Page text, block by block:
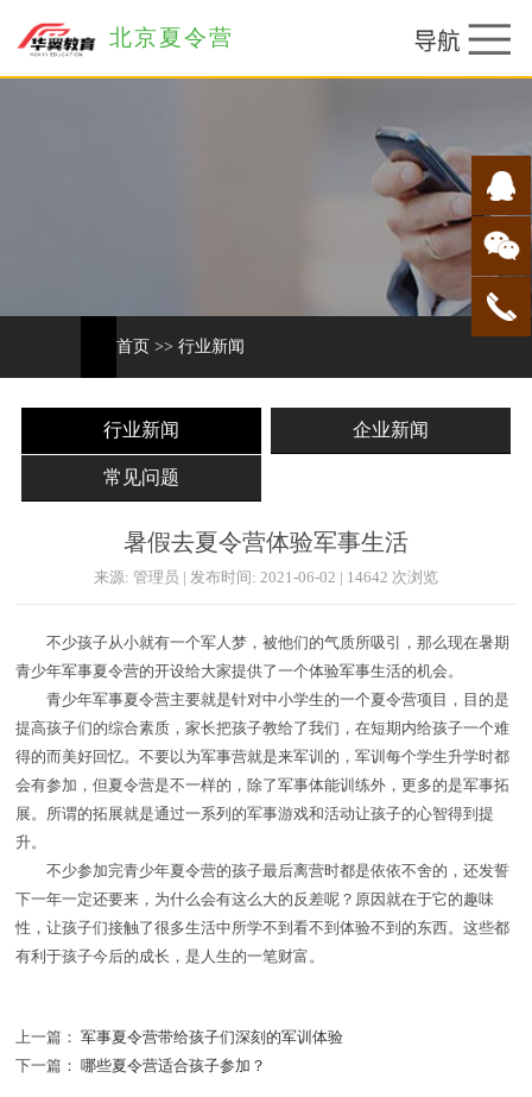
北京夏令营
首页 >> 行业新闻
行业新闻 企业新闻
常见问题
暑假去夏令营体验军事生活
来源: 管理员 | 发布时间: 2021-06-02 | 14642 次浏览
不少孩子从小就有一个军人梦，被他们的气质所吸引，那么现在暑期
青少年军事夏令营的开设给大家提供了一个体验军事生活的机会。
青少年军事夏令营主要就是针对中小学生的一个夏令营项目，目的是
提高孩子们的综合素质，家长把孩子教给了我们，在短期内给孩子一个难
得的而美好回忆。不要以为军事营就是来军训的，军训每个学生升学时都
会有参加，但夏令营是不一样的，除了军事体能训练外，更多的是军事拓
展。所谓的拓展就是通过一系列的军事游戏和活动让孩子的心智得到提
升。
不少参加完青少年夏令营的孩子最后离营时都是依依不舍的，还发誓
下一年一定还要来，为什么会有这么大的反差呢？原因就在于它的趣味
性，让孩子们接触了很多生活中所学不到看不到体验不到的东西。这些都
有利于孩子今后的成长，是人生的一笔财富。
上一篇： 军事夏令营带给孩子们深刻的军训体验
下一篇： 哪些夏令营适合孩子参加？